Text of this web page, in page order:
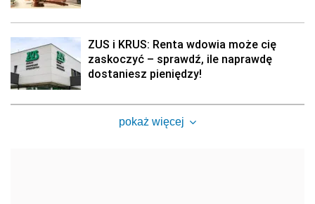
ZUS i KRUS: Renta wdowia może cię
zaskoczyć – sprawdź, ile naprawdę
dostaniesz pieniędzy!
pokaż więcej